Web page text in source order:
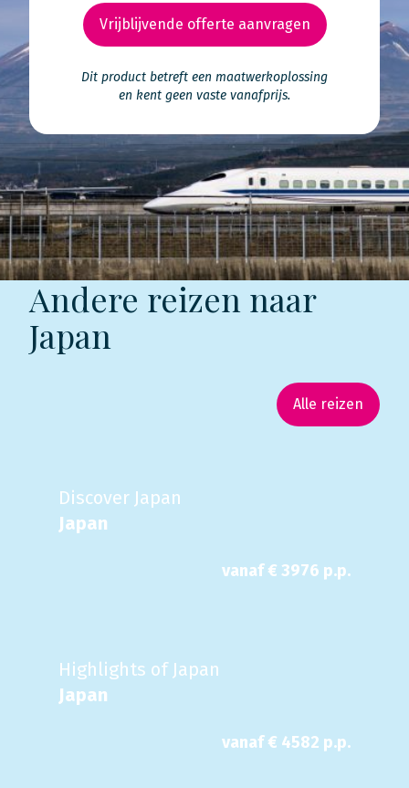
Vrijblijvende offerte aanvragen
Dit product betreft een maatwerkoplossing
en kent geen vaste vanafprijs.
Andere reizen naar
Japan
Alle reizen
Discover Japan
Japan
vanaf € 3976 p.p.
Highlights of Japan
Japan
vanaf € 4582 p.p.